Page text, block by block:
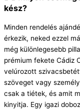
kész?
Minden rendelés
érkezik, neked ezzel
még különlegesebb
prémium fekete Cádiz
velúrozott
szöveget vagy
csak a tiétek, és amit
kinyitja. Egy igazi